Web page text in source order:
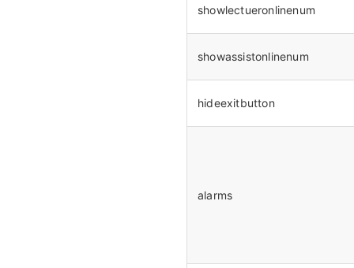
showlectueronlinenum
showassistonlinenum
hideexitbutton
alarms